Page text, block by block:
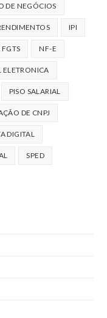
DE NEGÓCIOS
IPI
NF-E
ELETRONICA
PISO SALARIAL
DE CNPJ
DIGITAL
SPED